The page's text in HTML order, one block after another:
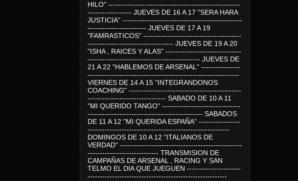
HILO" ------------------------------------------------------
------------------ JUEVES DE 16 A 17 "SERA HARA
JUSTICIA" -------------------------------------------------
------------------------ JUEVES DE 17 A 19
"FAMRASTICOS" ----------------------------------------
----------------------------------- JUEVES DE 19 A 20
"ISHA , RAICES Y ALAS" -------------------------------
---------------------------------------------- JUEVES DE
21 A 22 "HABLEMOS DE ARSENAL" ----------------
--------------------------------------------------------------
VIERNES DE 14 A 15 "INTEGRANDONOS
COACHING" ----------------------------------------------
-------------------------------- SABADO DE 10 A 11
"MI QUERIDO TANGO" --------------------------------
----------------------------------------------- SABADOS
DE 11 A 12 "MI QUERIDA ESPAÑA" -----------------
----------------------------------------------------------
DOMINGOS DE 10 A 12 "ITALIANOS DE
VERDAD" --------------------------------------------------
----------------------------- TRANSMISION DE
CAMPAÑAS DE ARSENAL , RACING Y SAN
TELMO EL DIA QUE JUEGUEN ----------------------
---------------------------------------------------------